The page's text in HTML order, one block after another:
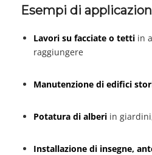
Esempi di
Lavori su facciate o tettiin
raggiungere
Manutenzione di edifici
Potatura di alberiin
Installazione di insegne,